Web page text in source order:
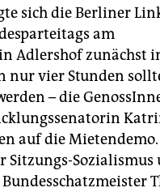
sich die Berliner
am
Adlershof zunächst
nur vier Stunden
– die
auf die Mietendemo.
Sitzungs-Sozialismus
Bundesschatzmeister